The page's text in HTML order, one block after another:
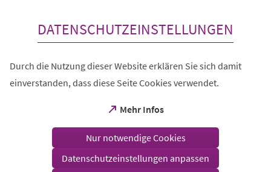
DATENSCHUTZEINSTELLUNGEN
Durch die Nutzung dieser Website erklären Sie sich damit
einverstanden, dass diese Seite Cookies verwendet.
Mehr Infos
(Öffnet
einem
Tab)
Nur notwendige Cookies
Datenschutzeinstellungen anpassen